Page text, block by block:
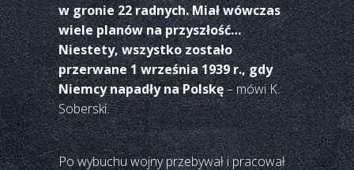
w gronie 22 radnych. Miał wówczas
wiele planów na przyszłość…
Niestety, wszystko zostało
przerwane 1 września 1939 r., gdy
Niemcy napadły na Polskę– mówi K.
Soberski.
Po wybuchu wojny przebywał i pracował